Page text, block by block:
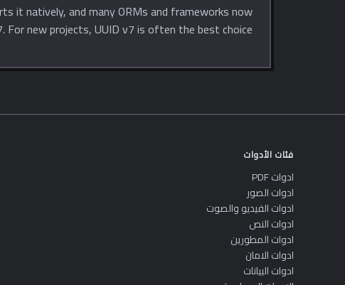
it natively, and many ORMs and frameworks now
For new projects, UUID v7 is often the best choice.
فئات الأدوات
ادوات PDF
ادوات الصور
ادوات الفيديو والصوت
ادوات النص
ادوات المطورين
ادوات الامان
ادوات البيانات